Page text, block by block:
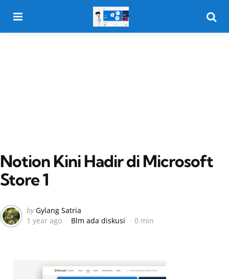
Notion Kini Hadir di Microsoft
Store 1
Posted
by
by Gylang Satria
1 year ago
Blm ada diskusi 0 min